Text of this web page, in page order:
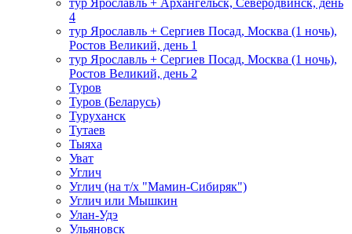
тур Ярославль + Архангельск, Северодвинск, день
4
тур Ярославль + Сергиев Посад, Москва (1 ночь),
Ростов Великий, день 1
тур Ярославль + Сергиев Посад, Москва (1 ночь),
Ростов Великий, день 2
Туров
Туров (Беларусь)
Туруханск
Тутаев
Тыяха
Уват
Углич
Углич (на т/х "Мамин-Сибиряк")
Углич или Мышкин
Улан-Удэ
Ульяновск